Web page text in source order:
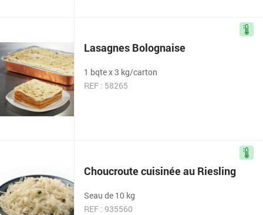
Lasagnes Bolognaise
1 bqte x 3 kg/carton
REF : 58265
Choucroute cuisinée au Riesling
Seau de 10 kg
REF : 935560